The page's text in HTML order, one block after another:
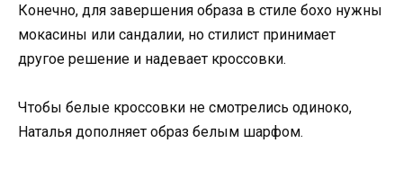
Конечно, для завершения образа в стиле бохо нужны
мокасины или сандалии, но стилист принимает
другое решение и надевает кроссовки.
Чтобы белые кроссовки не смотрелись одиноко,
Наталья дополняет образ белым шарфом.